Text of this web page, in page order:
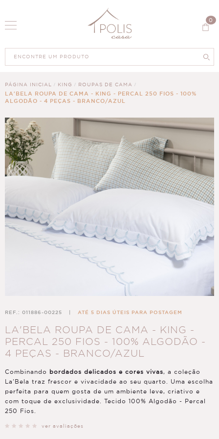
0
PÁGINA INICIAL KING ROUPAS DE CAMA
LA'BELA ROUPA DE CAMA - KING - PERCAL 250 FIOS - 100%
ALGODÃO - 4 PEÇAS - BRANCO/AZUL
REF.: 011886-00225 ATÉ 5 DIAS ÚTEIS PARA POSTAGEM
LA'BELA ROUPA DE CAMA - KING -
PERCAL 250 FIOS - 100% ALGODÃO -
4 PEÇAS - BRANCO/AZUL
Combinando bordados delicados e cores vivas, a coleção
La'Bela traz frescor e vivacidade ao seu quarto. Uma escolha
perfeita para quem gosta de um ambiente leve, criativo e
com toque de exclusividade. Tecido 100% Algodão - Percal
250 Fios.
ver avaliações